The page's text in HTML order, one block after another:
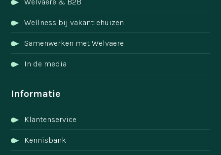
Wellness bij vakantiehuizen
Samenwerken met Welvaere
In de media
Informatie
Klantenservice
Kennisbank